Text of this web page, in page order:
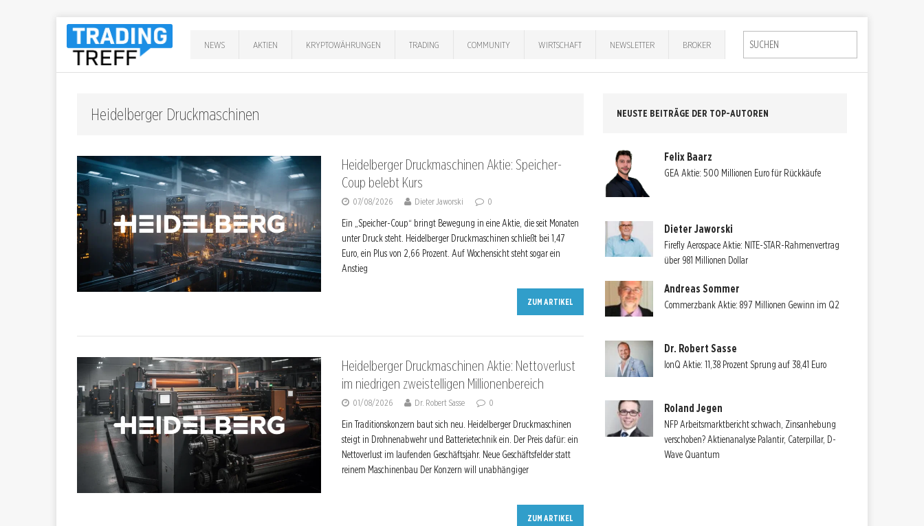
NEWS AKTIEN KRYPTOWÄHRUNGEN TRADING COMMUNITY WIRTSCHAFT NEWSLETTER BROKER
Heidelberger Druckmaschinen
Heidelberger Druckmaschinen Aktie: Speicher-
Coup belebt Kurs
07/08/2026 Dieter Jaworski 0
Ein „Speicher-Coup“ bringt Bewegung in eine Aktie, die seit Monaten
unter Druck steht. Heidelberger Druckmaschinen schließt bei 1,47
Euro, ein Plus von 2,66 Prozent. Auf Wochensicht steht sogar ein
Anstieg
ZUM ARTIKEL
Heidelberger Druckmaschinen Aktie: Nettoverlust
im niedrigen zweistelligen Millionenbereich
01/08/2026 Dr. Robert Sasse 0
Ein Traditionskonzern baut sich neu. Heidelberger Druckmaschinen
steigt in Drohnenabwehr und Batterietechnik ein. Der Preis dafür: ein
Nettoverlust im laufenden Geschäftsjahr. Neue Geschäftsfelder statt
reinem Maschinenbau Der Konzern will unabhängiger
ZUM ARTIKEL
NEUSTE BEITRÄGE DER TOP-AUTOREN
Felix Baarz
GEA Aktie: 500 Millionen Euro für Rückkäufe
Dieter Jaworski
Firefly Aerospace Aktie: NITE-STAR-Rahmenvertrag
über 981 Millionen Dollar
Andreas Sommer
Commerzbank Aktie: 897 Millionen Gewinn im Q2
Dr. Robert Sasse
IonQ Aktie: 11,38 Prozent Sprung auf 38,41 Euro
Roland Jegen
NFP Arbeitsmarktbericht schwach, Zinsanhebung
verschoben? Aktienanalyse Palantir, Caterpillar, D-
Wave Quantum